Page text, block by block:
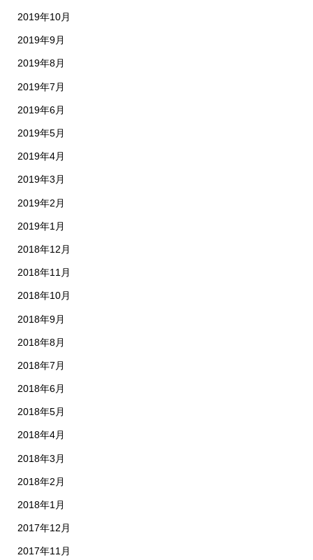
2019年10月
2019年9月
2019年8月
2019年7月
2019年6月
2019年5月
2019年4月
2019年3月
2019年2月
2019年1月
2018年12月
2018年11月
2018年10月
2018年9月
2018年8月
2018年7月
2018年6月
2018年5月
2018年4月
2018年3月
2018年2月
2018年1月
2017年12月
2017年11月